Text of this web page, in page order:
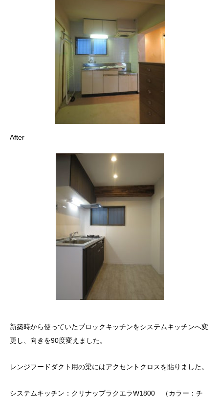
After
新築時から使っていたブロックキッチンをシステムキッチンへ変
更し、向きを90度変えました。
レンジフードダクト用の梁にはアクセントクロスを貼りました。
システムキッチン：クリナップラクエラW1800 （カラー：チ